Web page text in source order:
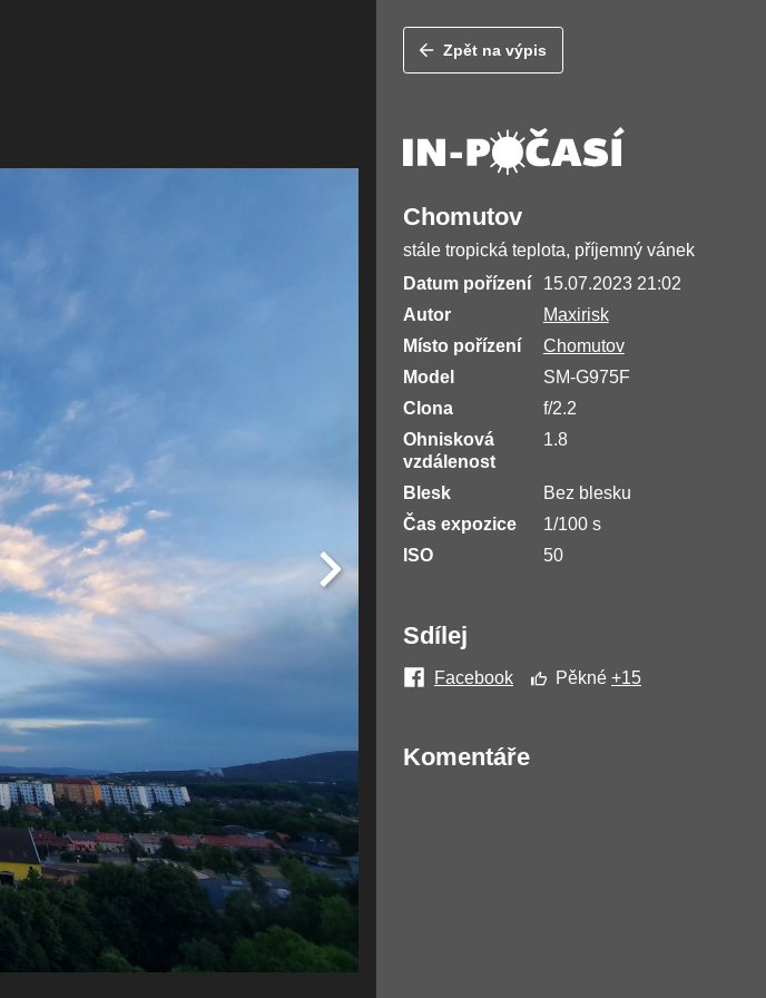
Zpět na výpis
Chomutov
stále tropická teplota, příjemný vánek
Datum pořízení
15.07.2023 21:02
Autor
Maxirisk
Místo pořízení
Chomutov
Model
SM-G975F
Clona
f/2.2
Ohnisková
vzdálenost
1.8
Blesk
Bez blesku
Čas expozice
1/100 s
ISO
50
Sdílej
Facebook Pěkné +15
Komentáře